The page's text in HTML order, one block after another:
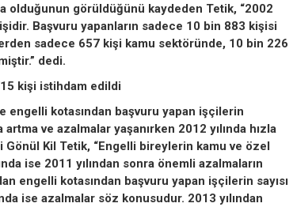
olduğunun görüldüğünü kaydeden Tetik, “2002
Başvuru yapanların sadece 10 bin 883 kişisi
sadece 657 kişi kamu sektöründe, 10 bin 226
dedi.
kişi istihdam edildi
engelli kotasından başvuru yapan işçilerin
artma ve azalmalar yaşanırken 2012 yılında hızla
Gönül Kil Tetik, “Engelli bireylerin kamu ve özel
ise 2011 yılından sonra önemli azalmaların
engelli kotasından başvuru yapan işçilerin sayısı
ise azalmalar söz konusudur. 2013 yılından